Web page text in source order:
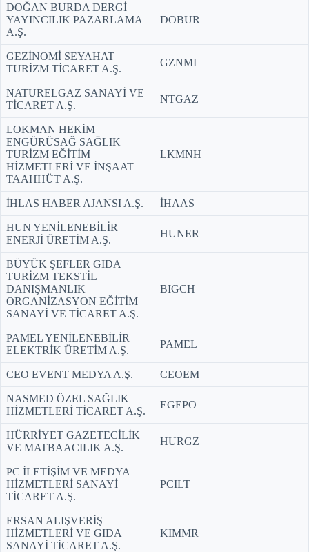
DOĞAN BURDA DERGİ
YAYINCILIK PAZARLAMA
A.Ş.
DOBUR
GEZİNOMİ SEYAHAT
TURİZM TİCARET A.Ş.
GZNMI
NATURELGAZ SANAYİ VE
TİCARET A.Ş.
NTGAZ
LOKMAN HEKİM
ENGÜRÜSAĞ SAĞLIK
TURİZM EĞİTİM
HİZMETLERİ VE İNŞAAT
TAAHHÜT A.Ş.
LKMNH
İHLAS HABER AJANSI A.Ş. İHAAS
HUN YENİLENEBİLİR
ENERJİ ÜRETİM A.Ş.
HUNER
BÜYÜK ŞEFLER GIDA
TURİZM TEKSTİL
DANIŞMANLIK
ORGANİZASYON EĞİTİM
SANAYİ VE TİCARET A.Ş.
BIGCH
PAMEL YENİLENEBİLİR
ELEKTRİK ÜRETİM A.Ş.
PAMEL
CEO EVENT MEDYA A.Ş. CEOEM
NASMED ÖZEL SAĞLIK
HİZMETLERİ TİCARET A.Ş.
EGEPO
HÜRRİYET GAZETECİLİK
VE MATBAACILIK A.Ş.
HURGZ
PC İLETİŞİM VE MEDYA
HİZMETLERİ SANAYİ
TİCARET A.Ş.
PCILT
ERSAN ALIŞVERİŞ
HİZMETLERİ VE GIDA
SANAYİ TİCARET A.Ş.
KIMMR